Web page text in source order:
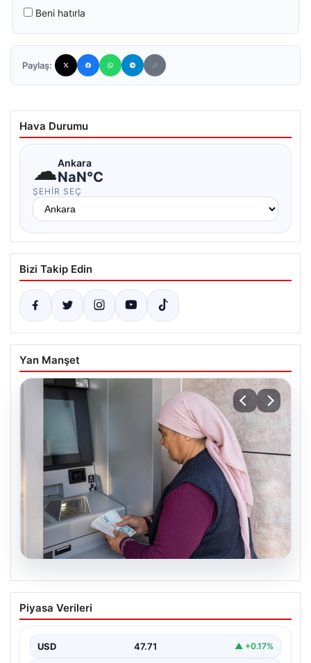
Beni hatırla
Paylaş:
Hava Durumu
☁Ankara
NaN°C
ŞEHIR SEÇ
Bizi Takip Edin
Yan Manşet
Emekli maaşı ödemeleri ne zaman
yatacak? SGK, Bağ-Kur, Emekli Sandığı
Piyasa Verileri
USD 47.71 ▲ +0.17%